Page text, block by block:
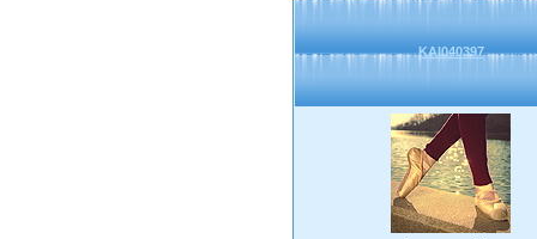
KAI040397